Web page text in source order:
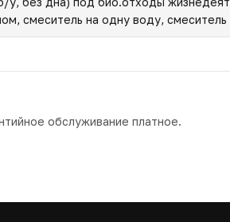
смеситель на одну воду,
обслуживание платное.